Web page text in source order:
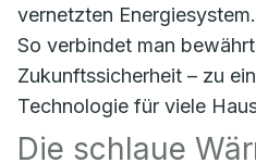
vernetzten Energiesystem.
So verbindet man
Zukunftssicherheit – zu
Technologie für viele
Die schlaue